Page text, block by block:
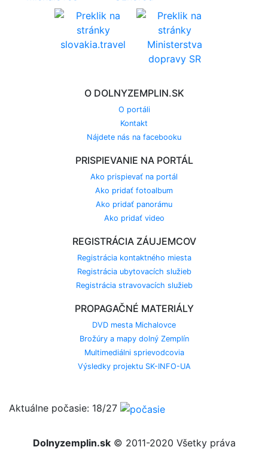
O DOLNYZEMPLIN.SK
O portáli
Kontakt
Nájdete nás na facebooku
PRISPIEVANIE NA PORTÁL
Ako prispievať na portál
Ako pridať fotoalbum
Ako pridať panorámu
Ako pridať video
REGISTRÁCIA ZÁUJEMCOV
Registrácia kontaktného miesta
Registrácia ubytovacích služieb
Registrácia stravovacích služieb
PROPAGAČNÉ MATERIÁLY
DVD mesta Michalovce
Brožúry a mapy dolný Zemplín
Multimediálni sprievodcovia
Výsledky projektu SK-INFO-UA
Aktuálne počasie: 18/27
Dolnyzemplin.sk© 2011-2020 Všetky práva